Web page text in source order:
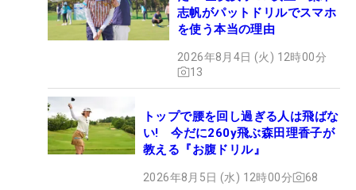
志帆がパットドリルでスマホ
を使う本当の理由
2026年8月4日 (火) 12時00分
13
トップで腰を回し過ぎる人は飛ばな
い! 今だに260y飛ぶ森田理香子が
教える『お腹ドリル』
2026年8月5日 (水) 12時00分 68